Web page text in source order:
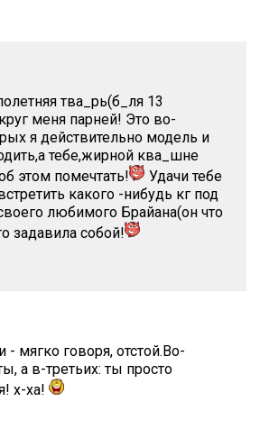
тва_рь(б_ля 13
меня парней! Это во-
я действительно модель и
тебе,жирной ква_шне
этом помечтать!
Удачи тебе
какого -нибудь кг под
любимого Брайана(он что
задавила собой!
мягко говоря, отстой.Во-
а в-третьих: ты просто
х-ха!